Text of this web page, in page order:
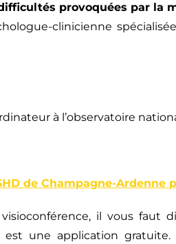
provoquées par la
clinicienne
à l’observatoire
de Champagne-Ardenne
il vous faut
est une application